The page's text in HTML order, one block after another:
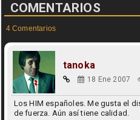
COMENTARIOS
4 Comentarios
tanoka
18 Ene 2007
Los HIM españoles. Me gusta el
de fuerza. Aún así tiene calidad.